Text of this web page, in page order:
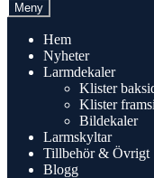
Meny
Hem
Nyheter
Larmdekaler
Klister
Klister
Bildekaler
Larmskyltar
Tillbehör & Övrigt
Blogg